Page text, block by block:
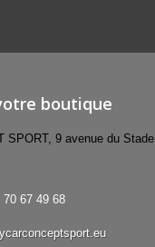
boutique
SPORT, 9 avenue du Stade
70 67 49 68